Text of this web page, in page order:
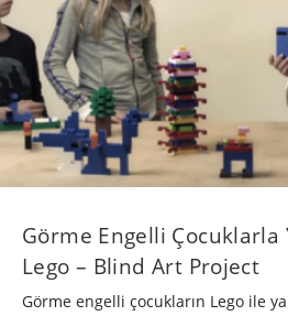
Görme Engelli Çocuklarla
Lego – Blind Art Project
Görme engelli çocukların Lego ile